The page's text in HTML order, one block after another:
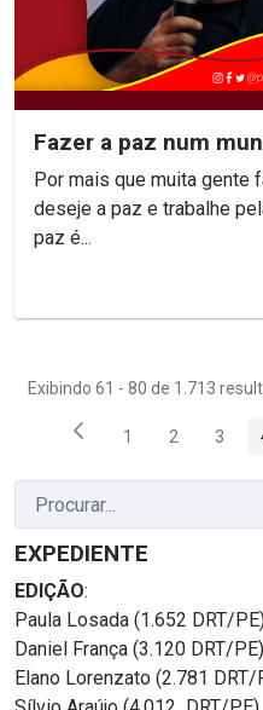
Fazer a paz num
Por mais que muita gente
deseje a paz e trabalhe
paz é...
Exibindo 61 - 80 de 1.713
Página
1 Página
2 3
EXPEDIENTE
EDIÇÃO:
Paula Losada (1.652 DRT/
Daniel França (3.120 DRT/PE)
Elano Lorenzato (2.781 DRT/